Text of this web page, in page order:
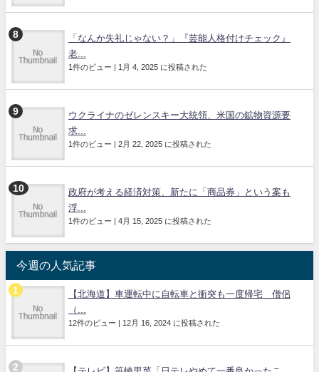
「なんか失礼じゃない？」『芸能人格付けチェック』
老...
1件のビュー | 1月 4, 2025 に投稿された
ウクライナのゼレンスキー大統領、米国の鉱物資源要
求...
1件のビュー | 2月 22, 2025 に投稿された
政府が考える経済対策、新たに「商品券」という案も
浮...
1件のビュー | 4月 15, 2025 に投稿された
今週の人気記事
【北海道】車運転中に自転車と衝突も一度帰宅 僧侶
（...
12件のビュー | 12月 16, 2024 に投稿された